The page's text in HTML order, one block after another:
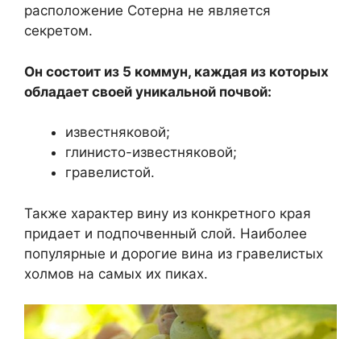
расположение Сотерна не является
секретом.
Он состоит из 5 коммун, каждая из которых
обладает своей уникальной почвой:
известняковой;
глинисто-известняковой;
гравелистой.
Также характер вину из конкретного края
придает и подпочвенный слой. Наиболее
популярные и дорогие вина из гравелистых
холмов на самых их пиках.